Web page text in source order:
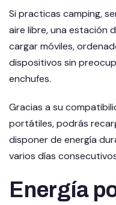
Si practicas camping,
aire libre, una estación
cargar móviles,
dispositivos sin
enchufes.
Gracias a su
portátiles, podrás
disponer de energía
varios días
Energía